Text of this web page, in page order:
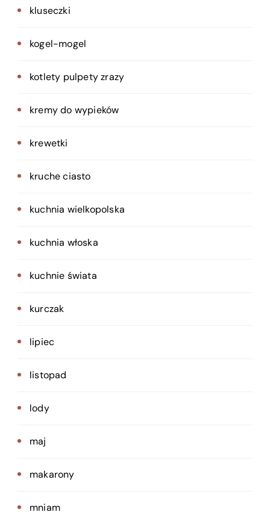
kluseczki
kogel-mogel
kotlety pulpety zrazy
kremy do wypieków
krewetki
kruche ciasto
kuchnia wielkopolska
kuchnia włoska
kuchnie świata
kurczak
lipiec
listopad
lody
maj
makarony
mniam